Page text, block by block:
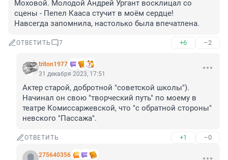
Моховой. Молодой Андрей Ургант восклицал со
сцены - Пепел Кааса стучит в моём сердце!
Навсегда запомнила, настолько была впечатлена.
ОТВЕТИТЬ 7 +6 –2
triton1977
31 декабря 2023, 17:51
Актер старой, добротной "советской школы").
Начинал он свою "творческий путь" по моему в
театре Комиссаржевской, что "с обратной стороны"
невского "Пассажа".
ОТВЕТИТЬ +1 –0
275640356